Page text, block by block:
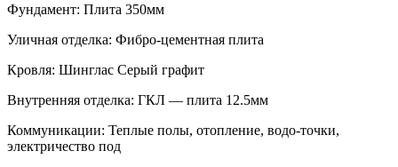
Фундамент: Плита 350мм
Уличная отделка: Фибро-цементная плита
Кровля: Шинглас Серый графит
Внутренняя отделка: ГКЛ — плита 12.5мм
Коммуникации: Теплые полы, отопление, водо-точки,
электричество под